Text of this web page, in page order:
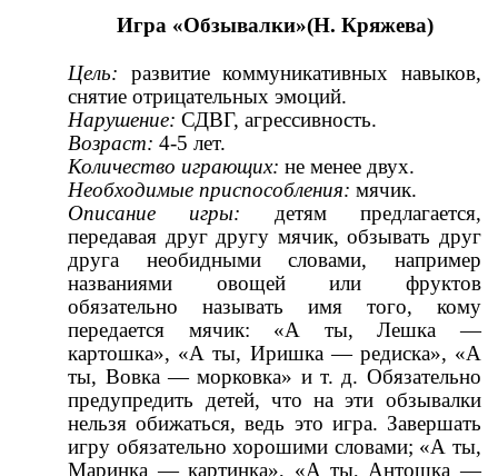
Игра «Обзывалки»(Н. Кряжева)
Цель: развитие коммуникативных навыков,
снятие отрицательных эмоций.
Нарушение:СДВГ, агрессивность.
Возраст:4-5 лет.
Количество играющих:не менее двух.
Необходимые приспособления:мячик.
Описание игры: детям предлагается,
передавая друг другу мячик, обзывать друг
друга необидными словами, например
названиями овощей или фруктов
обязательно называть имя того, кому
передается мячик: «А ты, Лешка —
картошка», «А ты, Иришка — редиска», «А
ты, Вовка — морковка» и т. д. Обязательно
предупредить детей, что на эти обзывалки
нельзя обижаться, ведь это игра. Завершать
игру обязательно хорошими словами; «А ты,
Маринка — картинка», «А ты, Антошка —